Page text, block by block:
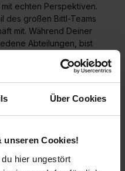
Über Cookies
unseren Cookies!
hier ungestört
echten Perspektiven.
des großen Bittl-Teams
mit. Während Deiner
Abteilungen, bist
umfangreichen Einblick
Multichannel
5 gute Gründe für
Wir bieten Dir eine
uns seit vielen Jahren
individuell gefördert
„training on the job“. 3.
aus und